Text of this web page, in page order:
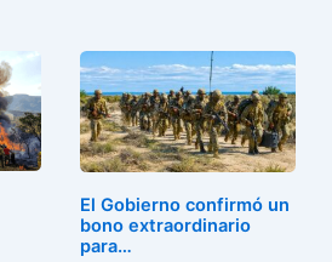
m
p
ar
tir
El Gobierno confirmó un
bono extraordinario
para…